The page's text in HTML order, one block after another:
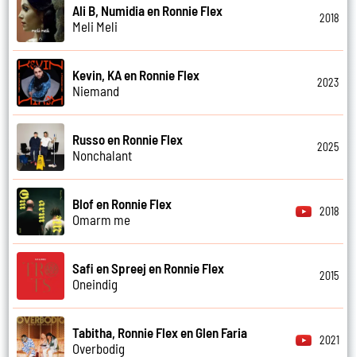
Ali B, Numidia en Ronnie Flex
Meli Meli
2018
Kevin, KA en Ronnie Flex
Niemand
2023
Russo en Ronnie Flex
Nonchalant
2025
Blof en Ronnie Flex
Omarm me
2018
Safi en Spreej en Ronnie Flex
Oneindig
2015
Tabitha, Ronnie Flex en Glen Faria
Overbodig
2021